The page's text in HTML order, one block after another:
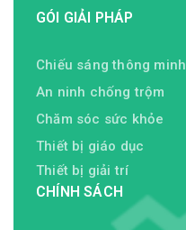
GÓI GIẢI PHÁP
Chiếu sáng thông minh
An ninh chống trộm
Chăm sóc sức khỏe
Thiết bị giáo dục
Thiết bị giải trí
CHÍNH SÁCH